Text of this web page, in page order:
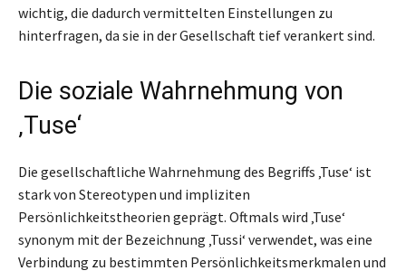
wichtig, die dadurch vermittelten Einstellungen zu
hinterfragen, da sie in der Gesellschaft tief verankert sind.
Die soziale Wahrnehmung von
‚Tuse‘
Die gesellschaftliche Wahrnehmung des Begriffs ‚Tuse‘ ist
stark von Stereotypen und impliziten
Persönlichkeitstheorien geprägt. Oftmals wird ‚Tuse‘
synonym mit der Bezeichnung ‚Tussi‘ verwendet, was eine
Verbindung zu bestimmten Persönlichkeitsmerkmalen und